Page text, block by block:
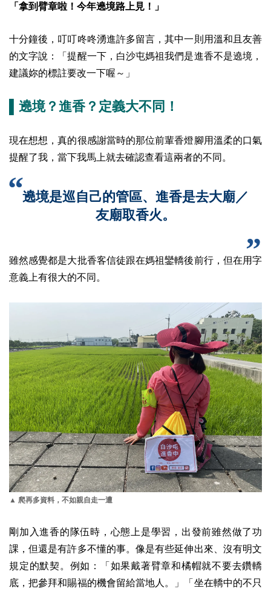
「拿到臂章啦！今年遶境路上見！」
十分鐘後，叮叮咚咚湧進許多留言，其中一則用溫和且友善
的文字說：「提醒一下，白沙屯媽祖我們是進香不是遶境，
建議妳的標註要改一下喔～」
▌遶境？進香？定義大不同！
現在想想，真的很感謝當時的那位前輩香燈腳用溫柔的口氣
提醒了我，當下我馬上就去確認查看這兩者的不同。
遶境是巡自己的管區、進香是去大廟／
友廟取香火。
雖然感覺都是大批香客信徒跟在媽祖鑾轎後前行，但在用字
意義上有很大的不同。
▲ 爬再多資料，不如親自走一遭
剛加入進香的隊伍時，心態上是學習，出發前雖然做了功
課，但還是有許多不懂的事。像是有些延伸出來、沒有明文
規定的默契。例如：「如果戴著臂章和橘帽就不要去鑽轎
底，把參拜和賜福的機會留給當地人。」「坐在轎中的不只